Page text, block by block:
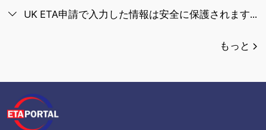
UK ETA申請で入力した情報は安全に保護されますか？
もっと